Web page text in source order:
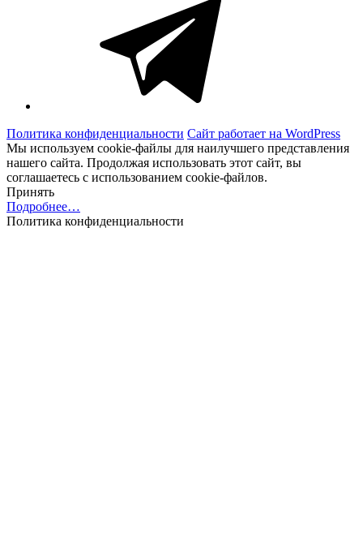
Политика конфиденциальности Сайт работает на WordPress
Мы используем cookie-файлы для наилучшего представления
нашего сайта. Продолжая использовать этот сайт, вы
соглашаетесь с использованием cookie-файлов.
Принять
Подробнее…
Политика конфиденциальности